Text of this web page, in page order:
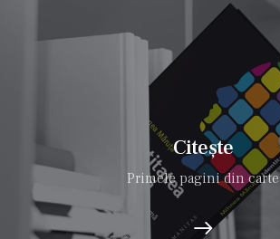
Citește
Primele pagini din carte